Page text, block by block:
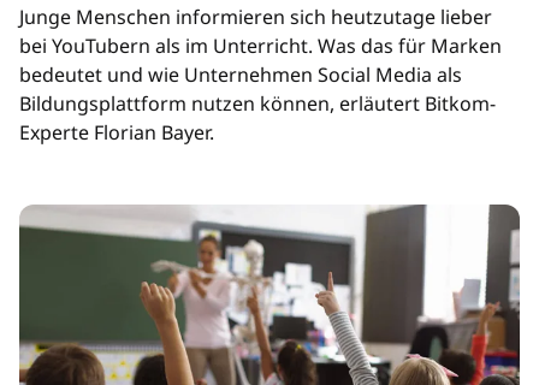
Junge Menschen informieren sich heutzutage lieber
bei YouTubern als im Unterricht. Was das für Marken
bedeutet und wie Unternehmen Social Media als
Bildungsplattform nutzen können, erläutert Bitkom-
Experte Florian Bayer.